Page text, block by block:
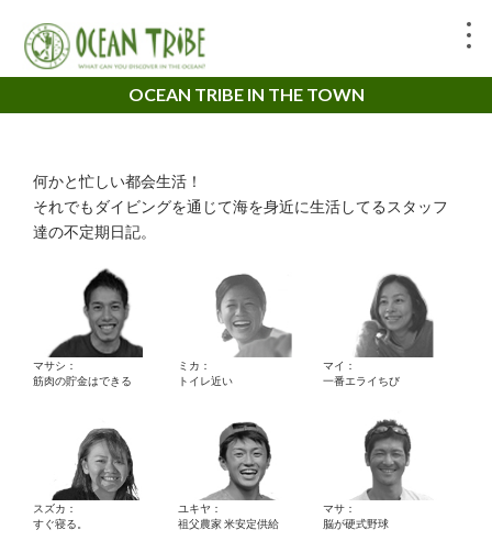
OCEAN TRIBE IN THE TOWN
何かと忙しい都会生活！
それでもダイビングを通じて海を身近に生活してるスタッフ
達の不定期日記。
マサシ：
筋肉の貯金はできる
ミカ：
トイレ近い
マイ：
一番エライちび
スズカ：
すぐ寝る。
ユキヤ：
祖父農家 米安定供給
マサ：
脳が硬式野球